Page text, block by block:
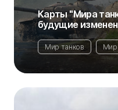
Карты "Мира
будущие
Мир танков Мир